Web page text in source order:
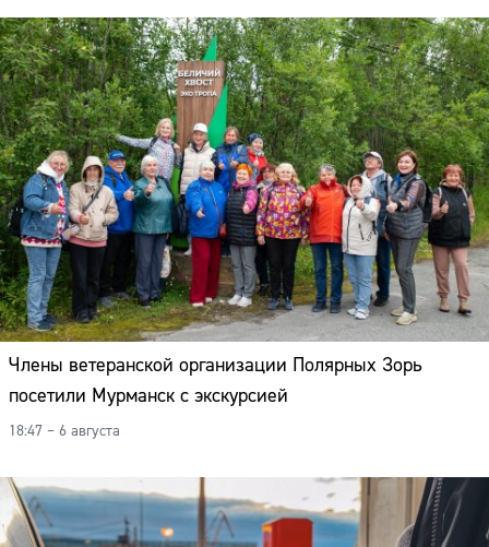
Члены ветеранской организации Полярных Зорь
посетили Мурманск с экскурсией
18:47 – 6 августа